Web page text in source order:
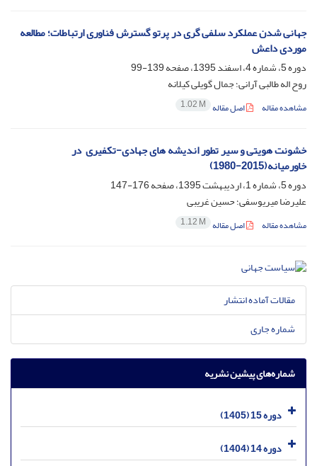
جهانی شدن عملکرد سلفی گری در پرتو گسترش فناوری ارتباطات؛ مطالعه
موردی داعش
دوره 5، شماره 4، اسفند 1395، صفحه
139-99
روح اله طالبی آرانی؛ جمال گویلی کیلانه
مشاهده مقاله اصل مقاله 1.02 M
خشونت هویتی و سیر تطور اندیشه های جهادی-‏تکفیری ‏ در
خاورمیانه(2015-1980)‏
دوره 5، شماره 1، اردیبهشت 1395، صفحه
176-147
علیرضا میریوسفی؛ حسین غریبی
مشاهده مقاله اصل مقاله 1.12 M
مقالات آماده انتشار
شماره جاری
شماره‌های پیشین نشریه
دوره 15 (1405)
دوره 14 (1404)